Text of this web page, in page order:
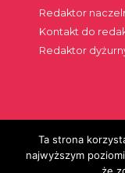
Redaktor
Kontakt do
Redaktor
Szukaj:
Ta strona
najwyższym